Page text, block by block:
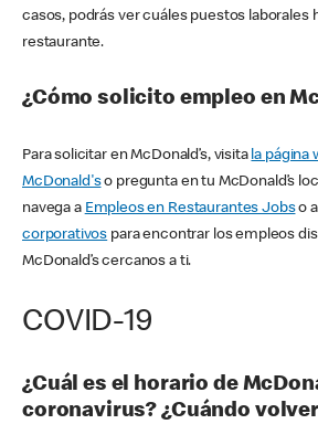
casos, podrás ver cuáles puestos laborales
restaurante.
¿Cómo solicito empleo en
Para solicitar en McDonald’s, visita la página
McDonald'so pregunta en tu McDonald’s
navega a Empleos en Restaurantes Jobso a
corporativos para encontrar los empleos
McDonald’s cercanos a ti.
COVID-19
¿Cuál es el horario de
coronavirus? ¿Cuándo